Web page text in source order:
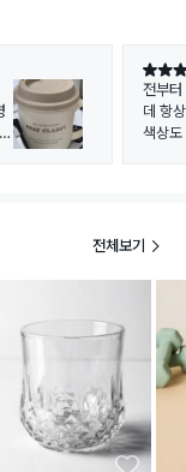
별점 5
전부터
데 항
색상도
전체보기